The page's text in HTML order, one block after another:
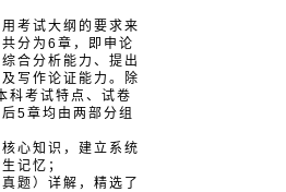
考试大纲的要求来
分为6章，即申论
合分析能力、提出
写作论证能力。除
科考试特点、试卷
5章均由两部分组
心知识，建立系统
记忆；
题）详解，精选了